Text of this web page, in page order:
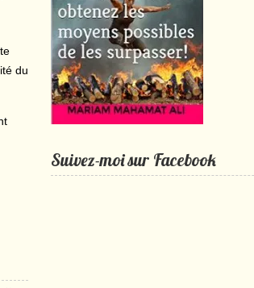
du
Suivez-moi sur Facebook